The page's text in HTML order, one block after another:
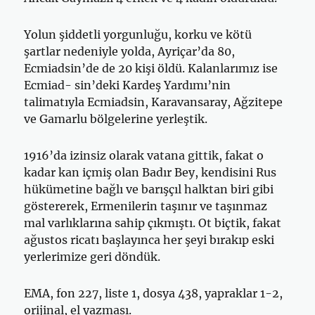
Yolun şiddetli yorgunluğu, korku ve kötü
şartlar nedeniyle yolda, Ayriçar’da 80,
Ecmiadsin’de de 20 kişi öldü. Kalanlarımız ise
Ecmiad- sin’deki Kardeş Yardımı’nin
talimatıyla Ecmiadsin, Karavansaray, Ağzitepe
ve Gamarlu bölgelerine yerleştik.
1916’da izinsiz olarak vatana gittik, fakat o
kadar kan içmiş olan Badır Bey, kendisini Rus
hükümetine bağlı ve barışçıl halktan biri gibi
gös­tererek, Ermenilerin taşınır ve taşınmaz
mal varlıklarına sahip çıkmıştı. Ot biçtik, fakat
ağustos ricatı başlayınca her şeyi bırakıp eski
yerlerimize geri döndük.
EMA, fon 227, liste 1, dosya 438, yapraklar 1-2,
orijinal, el yazması.